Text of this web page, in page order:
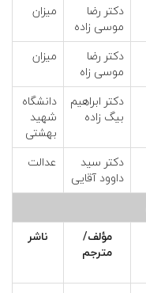
دکتر رضا
موسی زاده
میزان
دکتر رضا
موسی زاه
میزان
دکتر ابراهیم
بیگ زاده
دانشگاه
شهید
بهشتی
دکتر سید
داوود آقایی
عدالت
مؤلف/
مترجم
ناشر